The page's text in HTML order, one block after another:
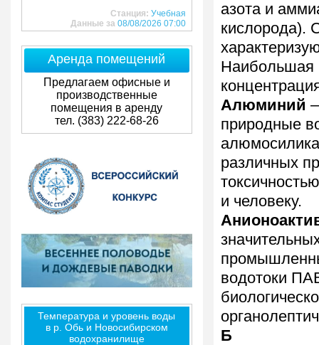
Станция: Учебная
Данные за 08/08/2026 07:00
Аренда помещений
Предлагаем офисные и
производственные
помещения в аренду
тел. (383) 222-68-26
Температура и уровень воды
в р. Обь и Новосибирском
водохранилище
азота и
кислорода).
Наибольшая
Алюминий
природные
различных
и человеку.
водотоки
Б